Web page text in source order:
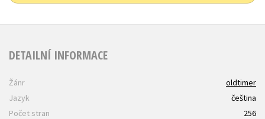
DETAILNÍ INFORMACE
Žánr
oldtimer
Jazyk
čeština
Počet stran
256